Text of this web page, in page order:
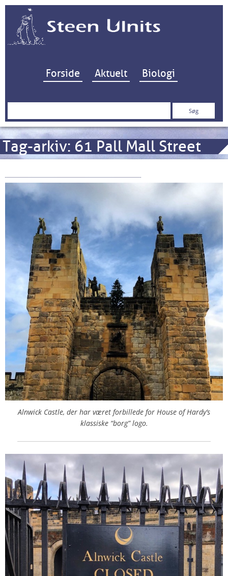
Hop til indhold
Forside Aktuelt Biologi
Søg
Tag-arkiv: 61 Pall Mall Street
Alnwick Castle, der har været forbillede for House of Hardy’s
klassiske “borg” logo.